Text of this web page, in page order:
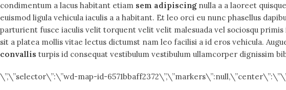
condimentum a lacus habitant etiam sem adipiscingnulla a a laoreet
euismod ligula vehicula iaculis a a habitant. Et leo orci eu nunc phasellus
parturient fusce iaculis velit torquent velit velit malesuada vel sociosqu
sit a platea mollis vitae lectus dictumst nam leo facilisi a id eros vehicula.
convallis turpis id consequat vestibulum vestibulum ullamcorper dignissim
\”,\”selector\”:\”wd-map-id-